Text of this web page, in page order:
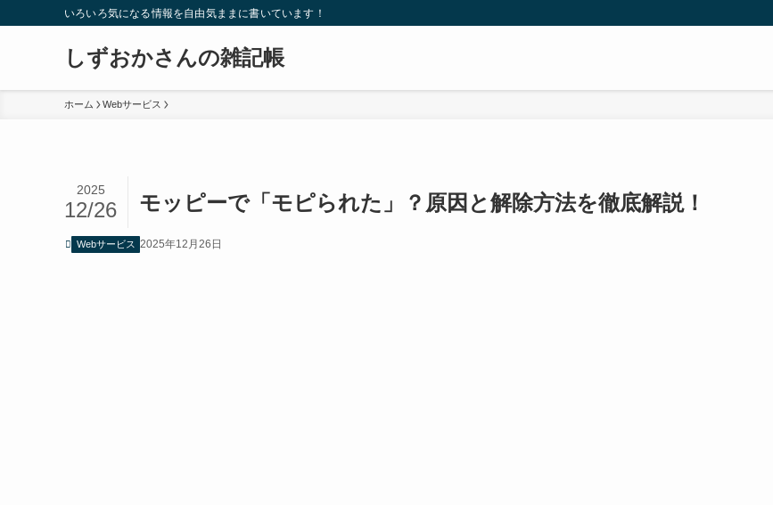
いろいろ気になる情報を自由気ままに書いています！
しずおかさんの雑記帳
ホーム Webサービス
モッピーで「モピられた」？原因と解除方法を徹底解説！
2025
12/26
Webサービス 2025年12月26日